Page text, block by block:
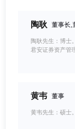
陶耿 董事长,
陶耿先生：博士
君安证券资产管
黄韦 董事
黄韦先生：硕士